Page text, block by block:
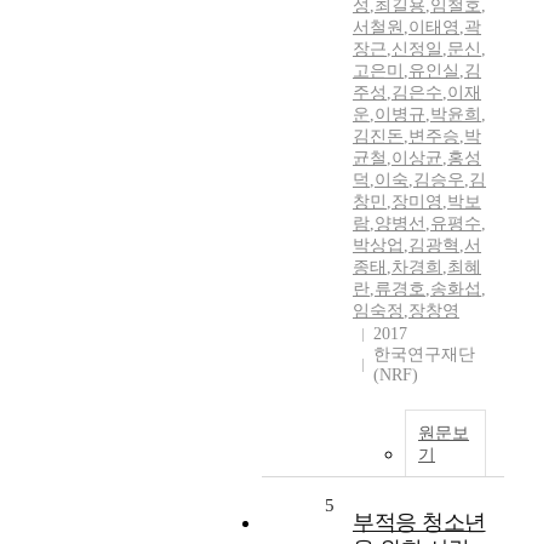
성 ,최길용,임철호,
서철원 ,이태영 ,곽
장근,신정일 ,문신 ,
고은미 ,유인실 ,김
주성 ,김은수,이재
운,이병규,박윤희 ,
김진돈,변주승,박
균철 ,이상균,홍성
덕 ,이숙,김승우,김
창민 ,장미영 ,박보
람,양병선 ,유평수,
박상업 ,김광혁 ,서
종태 ,차경희 ,최혜
란,류경호,송화섭 ,
임숙정 ,장창영
2017
한국연구재단
(NRF)
원문보
기
5
부적응 청소년